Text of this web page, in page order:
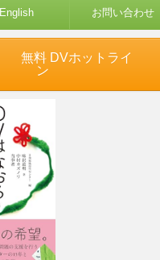
English お問い合わせ
無料 DVホットライ
ン